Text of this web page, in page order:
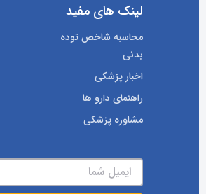
لینک های مفید
محاسبه شاخص توده
بدنی
اخبار پزشکی
راهنمای دارو ها
مشاوره پزشکی